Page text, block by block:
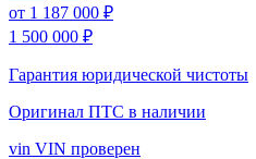
от 1 187 000 ₽
1 500 000 ₽
Гарантия юридической чистоты
Оригинал ПТС в наличии
vin VIN проверен